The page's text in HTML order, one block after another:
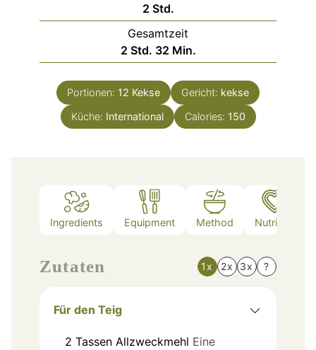
2Stunden
Std.
Gesamtzeit
2Stunden
Std. 32Minuten
Min.
Portionen: 12 Kekse Gericht: kekse
Küche: International Calories: 150
Ingredients Equipment Method Nutrition
Zutaten 1x 2x 3x ?
Für den Teig
2 Tassen Allzweckmehl Eine